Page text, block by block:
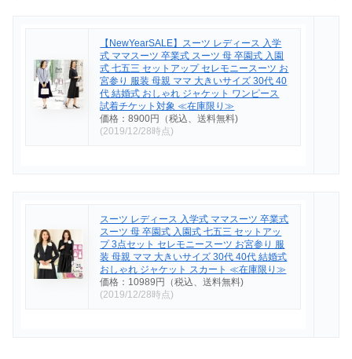
【NewYearSALE】スーツ レディース 入学
式 ママスーツ 卒業式 スーツ 母 卒園式 入園
式 七五三 セットアップ セレモニースーツ お
宮参り 服装 母親 ママ 大きいサイズ 30代 40
代 結婚式 おしゃれ ジャケット ワンピース
試着チケット対象 ≪在庫限り≫
価格：8900円（税込、送料無料)
(2019/12/28時点)
スーツ レディース 入学式 ママスーツ 卒業式
スーツ 母 卒園式 入園式 七五三 セットアッ
プ 3点セット セレモニースーツ お宮参り 服
装 母親 ママ 大きいサイズ 30代 40代 結婚式
おしゃれ ジャケット スカート ≪在庫限り≫
価格：10989円（税込、送料無料)
(2019/12/28時点)